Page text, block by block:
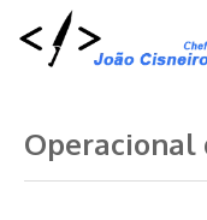
Operacional